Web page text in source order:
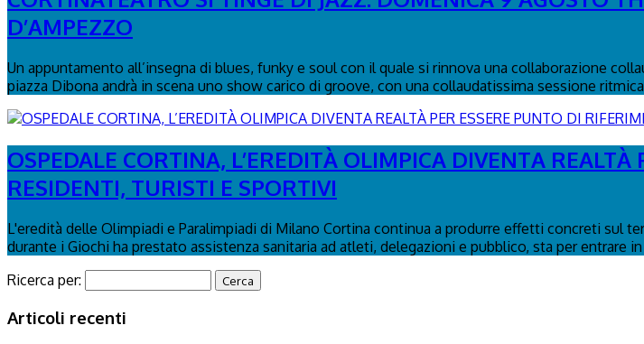
D’AMPEZZO
Un appuntamento all’insegna di blues, funky e soul con il quale si rinnova una collaborazione
piazza Dibona andrà in scena uno show carico di groove, con una collaudatissima sessione
OSPEDALE CORTINA, L’EREDITÀ OLIMPICA DIVENTA
RESIDENTI, TURISTI E SPORTIVI
L'eredità delle Olimpiadi e Paralimpiadi di Milano Cortina continua a produrre effetti concreti sul
durante i Giochi ha prestato assistenza sanitaria ad atleti, delegazioni e pubblico, sta per entrare in
Ricerca per:
Articoli recenti